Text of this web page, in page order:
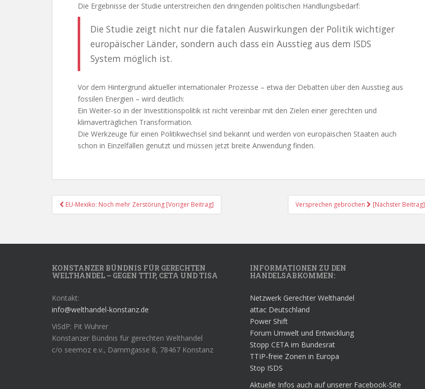
Die Ergebnisse der Studie unterstreichen den dringenden politischen Handlungsbedarf:
Die Studie zeigt nicht nur die fatalen Auswirkungen der Politik wichtiger
europäischer Länder, sondern auch dass ein Ausstieg aus dem ISDS
System möglich ist.
Vor dem Hintergrund aktueller internationaler Prozesse – etwa der Debatten über den Ausstieg aus
fossilen Energien – wird deutlich:
Ein Weiter-so in der Investitionspolitik ist nicht vereinbar mit den Zielen einer gerechten und
klimaverträglichen Transformation.
Die Werkzeuge für einen Politikwechsel sind bekannt und werden von europäischen Staaten auch
schon in Einzelfällen genutzt und müssen jetzt breite Anwendung finden.
Post
Navigation
EU-Mexiko: Noch mehr Zerstörung [Voriger Beitrag] Versprechen gebrochen [Nächster Beitrag]
KONSTANZER BÜNDNIS FÜR GERECHTEN
WELTHANDEL – GEGEN TTIP, CETA UND TISA
Kontakt:
info@welthandel-konstanz.de
ViSdP: Pit Wuhrer
Konstanzer Bündnis für gerechten Welthandel
c/o seemoz e.v., Dammgasse 8, 78467 Konstanz
INFORMATIONEN ZU DEN
HANDELSABKOMMEN:
Netzwerk Gerechter Welthandel
attac Deutschland
Power Shift
Forum Umwelt und Entwicklung
Stopp CETA im Bundesrat
TTIP-freie Zonen in Europa
Stop ISDS
Aktuelle Infos auch auf unserer Facebook-Site